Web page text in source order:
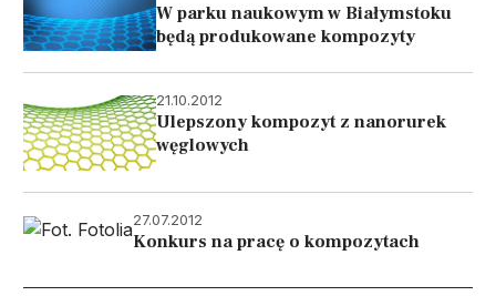
W parku naukowym w Białymstoku
będą produkowane kompozyty
21.10.2012
Ulepszony kompozyt z nanorurek
węglowych
27.07.2012
Konkurs na pracę o kompozytach